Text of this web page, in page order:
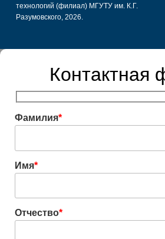
технологий (филиал) МГУТУ им. К.Г.
Разумовского, 2026.
Контактная
Фамилия*
Имя*
Отчество*